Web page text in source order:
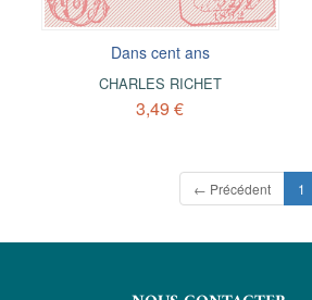
Dans cent ans
CHARLES RICHET
3,49 €
← Précédent 1